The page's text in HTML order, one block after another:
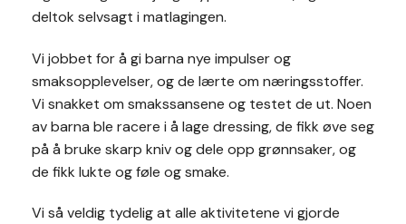
deltok selvsagt i matlagingen.
Vi jobbet for å gi barna nye impulser og
smaksopplevelser, og de lærte om næringsstoffer.
Vi snakket om smakssansene og testet de ut. Noen
av barna ble racere i å lage dressing, de fikk øve seg
på å bruke skarp kniv og dele opp grønnsaker, og
de fikk lukte og føle og smake.
Vi så veldig tydelig at alle aktivitetene vi gjorde